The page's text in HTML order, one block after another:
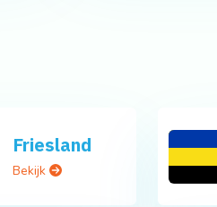
Friesland
Bekijk